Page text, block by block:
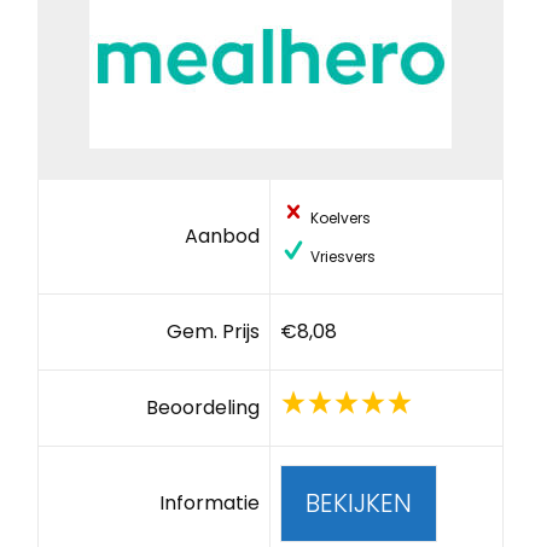
Aanbod
Koelvers
Vriesvers
Gem. Prijs €8,08
Beoordeling
Informatie BEKIJKEN